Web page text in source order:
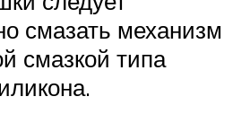
смазать механизм
смазкой типа